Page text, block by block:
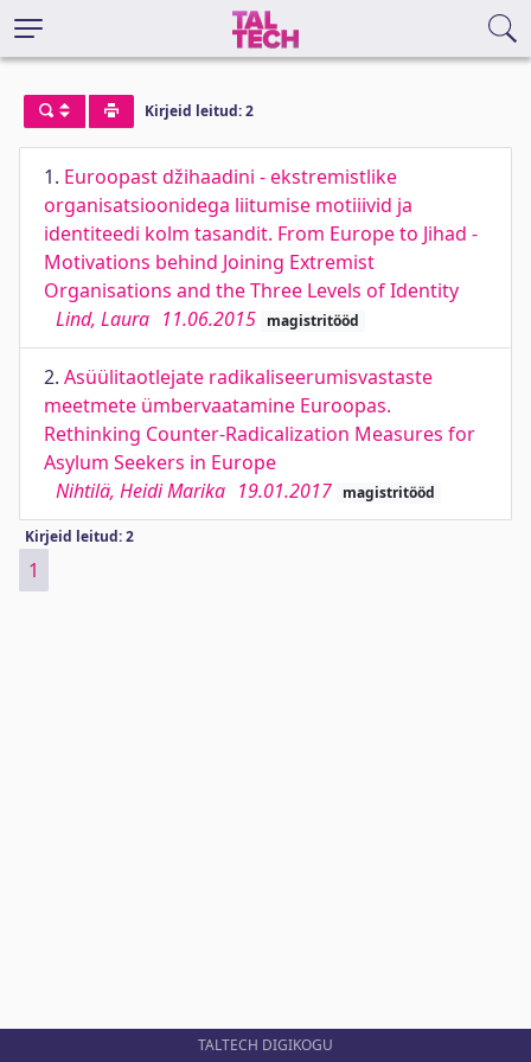
Kirjeid leitud: 2
1. Euroopast džihaadini - ekstremistlike
organisatsioonidega liitumise motiiivid ja
identiteedi kolm tasandit. From Europe to Jihad -
Motivations behind Joining Extremist
Organisations and the Three Levels of Identity
Lind, Laura 11.06.2015 magistritööd
2. Asüülitaotlejate radikaliseerumisvastaste
meetmete ümbervaatamine Euroopas.
Rethinking Counter-Radicalization Measures for
Asylum Seekers in Europe
Nihtilä, Heidi Marika 19.01.2017 magistritööd
Kirjeid leitud: 2
1
TALTECH DIGIKOGU